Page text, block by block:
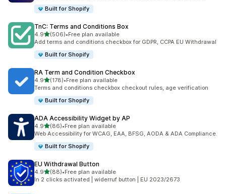
Built for Shopify
TnC: Terms and Conditions Box
4.9เต็ม 5 ดาว
(506)
ทั้งหมด 506 รีวิว
•Free plan available
Add terms and conditions checkbox for GDPR, CCPA EU Withdrawal
Built for Shopify
RA Term and Condition Checkbox
4.9เต็ม 5 ดาว
(178)
ทั้งหมด 178 รีวิว
•Free plan available
Terms and conditions checkbox checkout rules, age verification
Built for Shopify
ADA Accessibility Widget by AP
4.9เต็ม 5 ดาว
(86)
ทั้งหมด 86 รีวิว
•Free plan available
Web Accessibility for WCAG, EAA, BFSG, AODA & ADA Compliance.
Built for Shopify
EU Withdrawal Button
4.9เต็ม 5 ดาว
(88)
ทั้งหมด 88 รีวิว
•Free plan available
In 2 clicks activated | widerruf button | EU 2023/2673